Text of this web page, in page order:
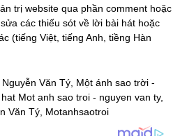
trị website qua phần comment hoặc
các thiếu sót về lời bài hát hoặc
(tiếng Việt, tiếng Anh, tiềng Hàn
Văn Tý, Một ánh sao trời -
Mot anh sao troi - nguyen van ty,
Văn Tý, Motanhsaotroi